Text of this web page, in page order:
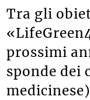
Tra gli
prossimi
sponde dei